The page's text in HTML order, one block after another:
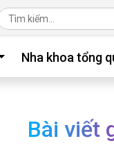
Nha khoa tổng
Bài viết